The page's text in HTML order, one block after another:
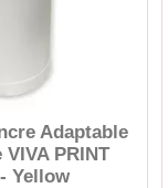
Adaptable
PRINT
Yellow